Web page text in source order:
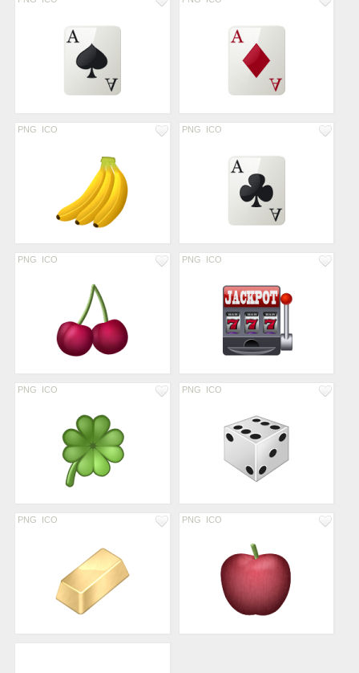
PNG ICO PNG ICO
PNG ICO PNG ICO
PNG ICO PNG ICO
PNG ICO PNG ICO